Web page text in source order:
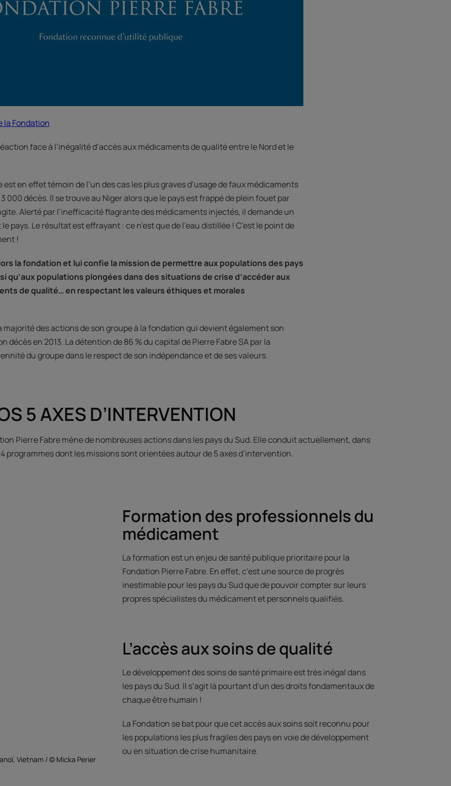
la Fondation
face à l’inégalité d’accès aux médicaments de qualité entre le Nord et le
est en effet témoin de l’un des cas les plus graves d’usage de faux médicaments
000 décès. Il se trouve au Niger alors que le pays est frappé de plein fouet par
Alerté par l’inefficacité flagrante des médicaments injectés, il demande un
pays. Le résultat est effrayant : ce n’est que de l’eau distillée ! C’est le point de
!
la fondation et lui confie la mission de permettre aux populations des pays
qu’aux populations plongées dans des situations de crise d’accéder aux
de qualité… en respectant les valeurs éthiques et morales
majorité des actions de son groupe à la fondation qui devient également son
décès en 2013. La détention de 86 % du capital de Pierre Fabre SA par la
du groupe dans le respect de son indépendance et de ses valeurs.
5 AXES D’INTERVENTION
Pierre Fabre mène de nombreuses actions dans les pays du Sud. Elle conduit actuellement, dans
programmes dont les missions sont orientées autour de 5 axes d’intervention.
Vietnam / © Micka Perier
Formation des professionnels du
médicament
La formation est un enjeu de santé publique prioritaire pour la
Fondation Pierre Fabre. En effet, c’est une source de progrès
inestimable pour les pays du Sud que de pouvoir compter sur leurs
propres spécialistes du médicament et personnels qualifiés.
L’accès aux soins de qualité
Le développement des soins de santé primaire est très inégal dans
les pays du Sud. Il s’agit là pourtant d’un des droits fondamentaux de
chaque être humain !
La Fondation se bat pour que cet accès aux soins soit reconnu pour
les populations les plus fragiles des pays en voie de développement
ou en situation de crise humanitaire.